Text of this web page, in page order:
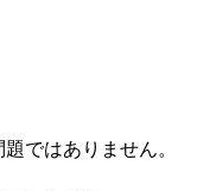
ではありません。